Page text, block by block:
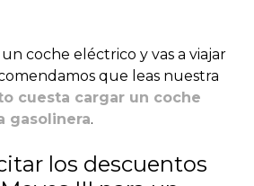
un coche eléctrico y vas a viajar
que leas nuestra
cuesta cargar un coche
gasolinera.
los descuentos